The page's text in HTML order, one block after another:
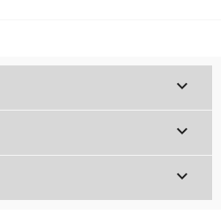


